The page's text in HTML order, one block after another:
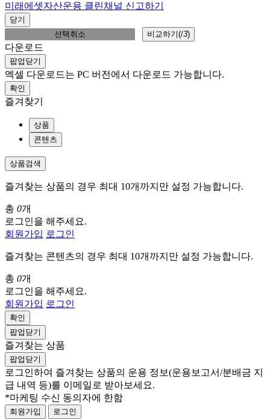
미래에셋자산운용 클린채널 신고하기
닫기
선택취소
비교하기(/3)
다운로드
팝업닫기
엑셀 다운로드는 PC 버전에서 다운로드 가능합니다.
확인
즐겨찾기
상품
콘텐츠
상품검색
즐겨찾는 상품의 경우 최대 10개까지만 설정 가능합니다.
총 0개
로그인을 해주세요.
회원가입 로그인
즐겨찾는 콘텐츠의 경우 최대 10개까지만 설정 가능합니다.
총 0개
로그인을 해주세요.
회원가입 로그인
확인
팝업닫기
즐겨찾는 상품
팝업닫기
로그인하여 즐겨찾는 상품의 운용 정보(운용보고서/분배금 지
급 내역 등)를 이메일로 받아보세요.
*마케팅 수신 동의자에 한함
회원가입 로그인